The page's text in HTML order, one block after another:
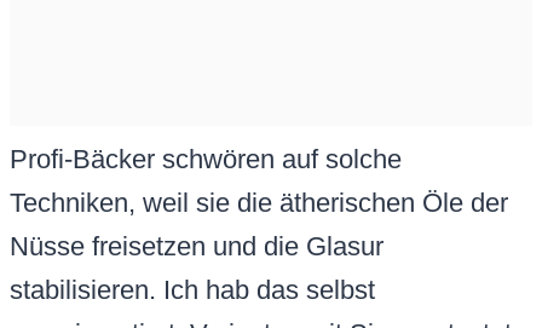
Profi-Bäcker schwören auf solche
Techniken, weil sie die ätherischen Öle der
Nüsse freisetzen und die Glasur
stabilisieren. Ich hab das selbst